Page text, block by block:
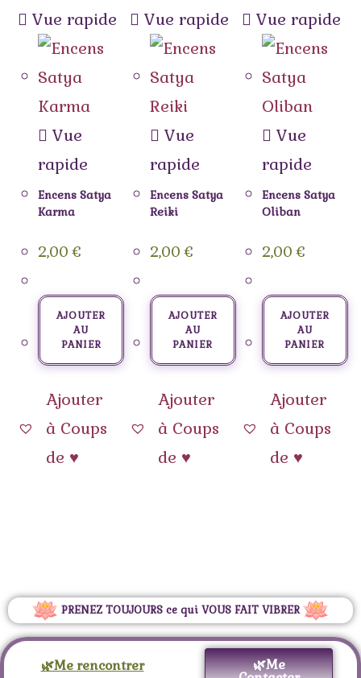
Vue rapide
Vue
rapide
Encens Satya
Karma
2,00€
AJOUTER
AU
PANIER
Ajouter
à Coups
de ♥
Vue rapide
Vue
rapide
Encens Satya
Reiki
2,00€
AJOUTER
AU
PANIER
Ajouter
à Coups
de ♥
Vue rapide
Vue
rapide
Encens Satya
Oliban
2,00€
AJOUTER
AU
PANIER
Ajouter
à Coups
de ♥
PRENEZ TOUJOURS ce qui VOUS FAIT VIBRER
🌿Me rencontrer 🌿Me